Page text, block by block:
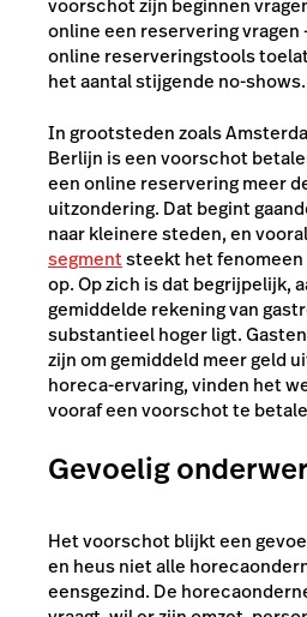
voorschot zijn beginnen
online een reservering
online reserveringstools
het aantal stijgende no-shows.
In grootsteden zoals
Berlijn is een voorschot
een online reservering meer
uitzondering. Dat begint
naar kleinere steden, en
segmentsteekt het fenomeen
op. Op zich is dat begrijpelijk,
gemiddelde rekening van
substantieel hoger ligt.
zijn om gemiddeld meer geld
horeca-ervaring, vinden het
vooraf een voorschot te
Gevoelig
Het voorschot blijkt een
en heus niet alle
eensgezind. De